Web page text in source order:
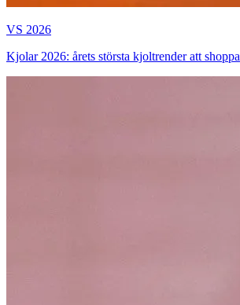
VS 2026
Kjolar 2026: årets största kjoltrender att shoppa